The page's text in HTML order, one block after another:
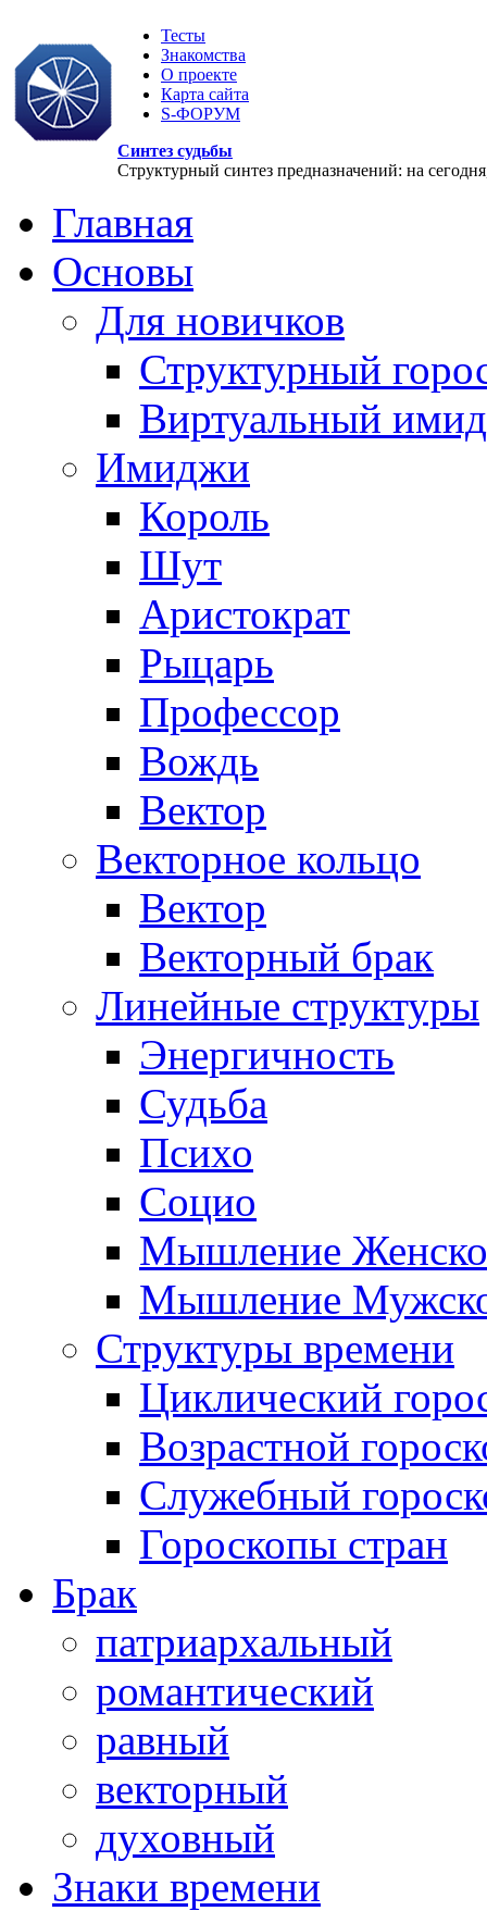
Тесты
Знакомства
О проекте
Карта сайта
S-ФОРУМ
Синтез судьбы
Структурный синтез предназначений: на
Главная
Основы
Для новичков
Структурный
Виртуальный
Имиджи
Король
Шут
Аристократ
Рыцарь
Профессор
Вождь
Вектор
Векторное кольцо
Вектор
Векторный брак
Линейные структуры
Энергичность
Судьба
Психо
Социо
Мышление
Мышление
Структуры времени
Циклический
Возрастной
Служебный
Гороскопы стран
Брак
патриархальный
романтический
равный
векторный
духовный
Знаки времени